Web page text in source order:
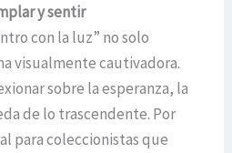
y sentir
con la luz” no solo
visualmente cautivadora.
sobre la esperanza, la
de lo trascendente. Por
para coleccionistas que